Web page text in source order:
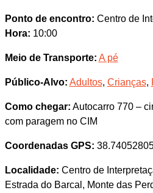
Ponto de encontro: Centro de
Hora: 10:00
Meio de Transporte: A pé
Público-Alvo: Adultos, Crianças,
Como chegar: Autocarro 770 –
com paragem no CIM
Coordenadas GPS:
Localidade: Centro de
Estrada do Barcal, Monte das